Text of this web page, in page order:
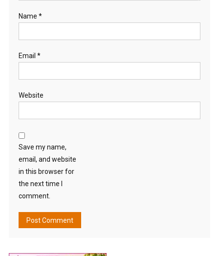
Name *
Email *
Website
Save my name,
email, and website
in this browser for
the next time I
comment.